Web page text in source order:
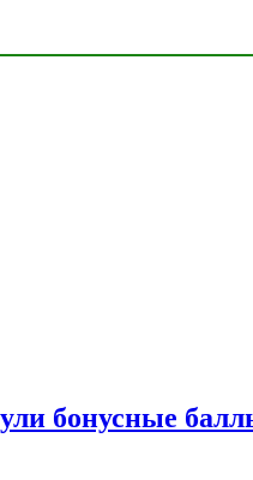
бонусные